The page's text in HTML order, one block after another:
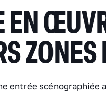
EN
entrée scénographiée